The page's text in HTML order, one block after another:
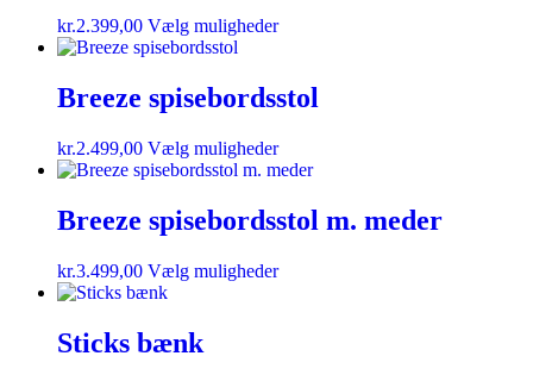
kr.2.399,00 Vælg muligheder
Breeze spisebordsstol
kr.2.499,00 Vælg muligheder
Breeze spisebordsstol m. meder
kr.3.499,00 Vælg muligheder
Sticks bænk